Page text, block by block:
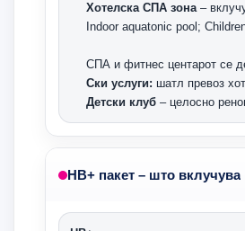
Хотелска СПА зона–
Indoor aquatonic pool;
СПА и фитнес центарот се
Ски услуги: шатл превоз
Детски клуб – целосно
HB+ пакет – што вклучува